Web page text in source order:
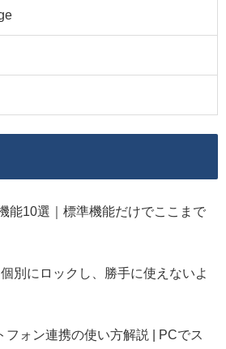
能10選｜標準機能だけでここまで
別にロックし、勝手に使えないよ
フォン連携の使い方解説 | PCでス